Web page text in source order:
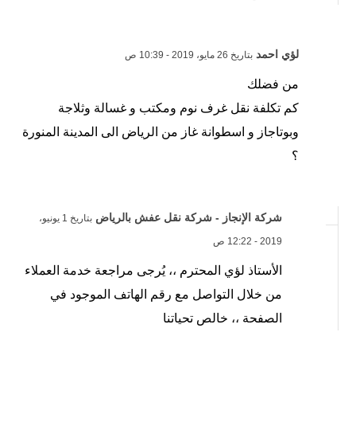
لؤي احمد بتاريخ 26 مايو، 2019 - 10:39 ص
من فضلك
كم تكلفة نقل غرف نوم ومكتب و غسالة وثلاجة
وبوتاجاز و اسطوانة غاز من الرياض الى المدينة المنورة
؟
شركة الإنجاز - شركة نقل عفش بالرياض بتاريخ 1 يونيو،
2019 - 12:22 ص
الأستاذ لؤي المحترم ،، يُرجى مراجعة خدمة العملاء
من خلال التواصل مع رقم الهاتف الموجود في
الصفحة ،، خالص تحياتنا